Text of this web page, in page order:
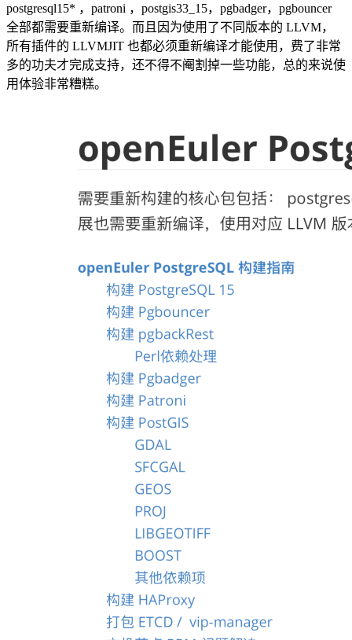
postgresql15* ，patroni ，postgis33_15，pgbadger，pgbouncer
全部都需要重新编译。而且因为使用了不同版本的 LLVM，
所有插件的 LLVMJIT 也都必须重新编译才能使用，费了非常
多的功夫才完成支持，还不得不阉割掉一些功能，总的来说使
用体验非常糟糕。